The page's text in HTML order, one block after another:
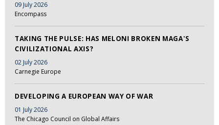
09 July 2026
Encompass
TAKING THE PULSE: HAS MELONI BROKEN MAGA'S
CIVILIZATIONAL AXIS?
02 July 2026
Carnegie Europe
DEVELOPING A EUROPEAN WAY OF WAR
01 July 2026
The Chicago Council on Global Affairs